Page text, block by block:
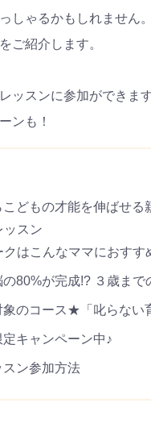
しゃるかもしれません
ご紹介します​。
ッスンに参加ができま
ンも！
どもの才能を伸ばせる
ッスン
クはこんなママにおすす
の80%が完成!? ３歳まで
のコース★「叱らない
キャンペーン中♪
ン参加方法